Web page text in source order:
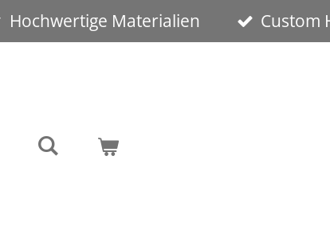
Hochwertige Materialien Custom